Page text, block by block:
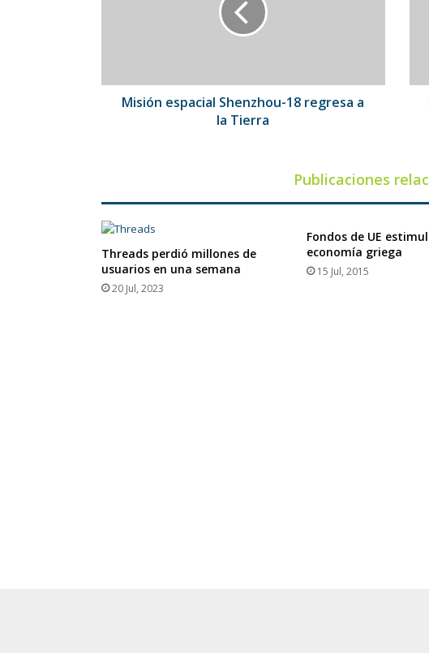
Misión espacial Shenzhou-18 regresa a
la Tierra
de
Publicaciones
Threads perdió millones de
usuarios en una semana
20 Jul, 2023
Fondos de UE
economía griega
15 Jul, 2015